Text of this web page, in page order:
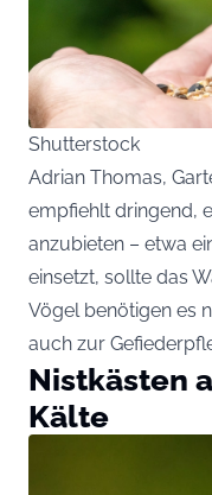
Shutterstock
Adrian Thomas,
empfiehlt dringend,
anzubieten – etwa
einsetzt, sollte das
Vögel benötigen es
auch zur
Nistkästen
Kälte